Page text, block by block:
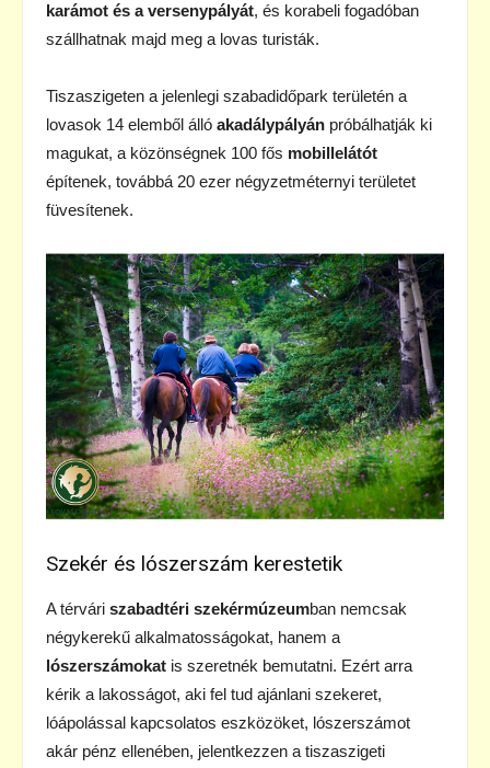
karámot és a versenypályát, és korabeli fogadóban
szállhatnak majd meg a lovas turisták.
Tiszaszigeten a jelenlegi szabadidőpark területén a
lovasok 14 elemből álló akadálypályán próbálhatják ki
magukat, a közönségnek 100 fős mobillelátót
építenek, továbbá 20 ezer négyzetméternyi területet
füvesítenek.
Szekér és lószerszám kerestetik
A térvári szabadtéri szekérmúzeumban nemcsak
négykerekű alkalmatosságokat, hanem a
lószerszámokat is szeretnék bemutatni. Ezért arra
kérik a lakosságot, aki fel tud ajánlani szekeret,
lóápolással kapcsolatos eszközöket, lószerszámot
akár pénz ellenében, jelentkezzen a tiszaszigeti